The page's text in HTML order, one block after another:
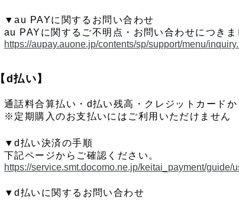
▼au PAYに関するお問い合わせ
au PAYに関するご不明点・お問い合わせにつき
https://aupay.auone.jp/contents/sp/support/menu/
【d払い】
通話料合算払い・d払い残高・クレジットカード
※定期購入のお支払いにはご利用いただけません
▼d払い決済の手順
下記ページからご確認ください。
https://service.smt.docomo.ne.jp/keitai_payment/guide/
▼d払いに関するお問い合わせ